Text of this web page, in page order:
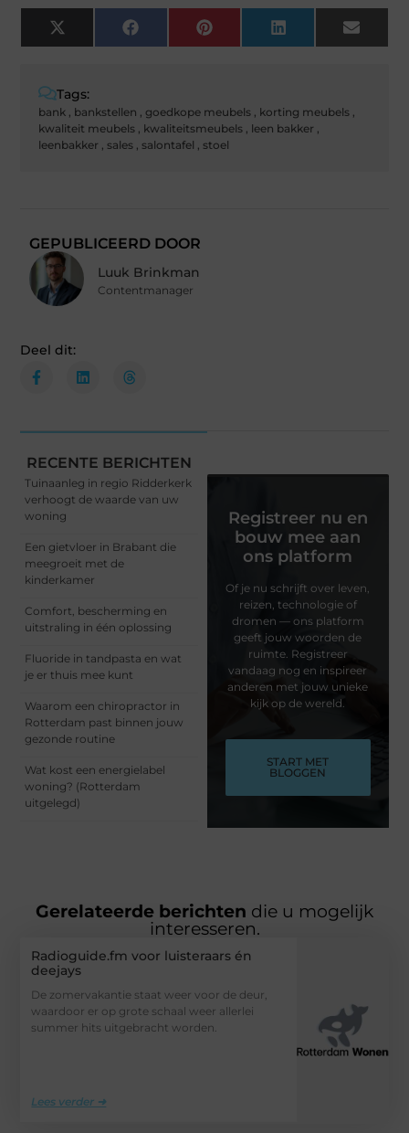
X
(Twitter)
Facebook Pinterest LinkedIn Email
Tags:
bank , bankstellen ,goedkope meubels , korting meubels ,
kwaliteit meubels , kwaliteitsmeubels , leen bakker ,
leenbakker ,sales ,salontafel ,stoel
GEPUBLICEERD DOOR
Luuk Brinkman
Contentmanager
Deel dit:
RECENTE BERICHTEN
Tuinaanleg in regio Ridderkerk
verhoogt de waarde van uw
woning
Een gietvloer in Brabant die
meegroeit met de
kinderkamer
Comfort, bescherming en
uitstraling in één oplossing
Fluoride in tandpasta en wat
je er thuis mee kunt
Waarom een chiropractor in
Rotterdam past binnen jouw
gezonde routine
Wat kost een energielabel
woning? (Rotterdam
uitgelegd)
Registreer nu en
bouw mee aan
ons platform
Of je nu schrijft over leven,
reizen, technologie of
dromen — ons platform
geeft jouw woorden de
ruimte. Registreer
vandaag nog en inspireer
anderen met jouw unieke
kijk op de wereld.
START MET
BLOGGEN
Gerelateerde berichten die u mogelijk
interesseren.
Radioguide.fm voor luisteraars én
deejays
De zomervakantie staat weer voor de deur,
waardoor er op grote schaal weer allerlei
summer hits uitgebracht worden.
Lees verder ➜